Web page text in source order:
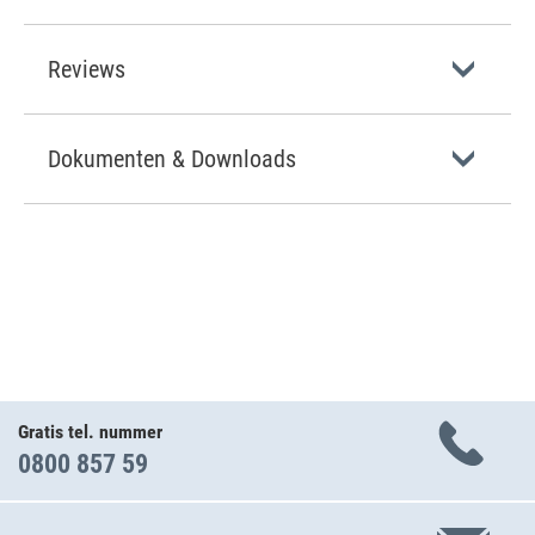
Reviews
Dokumenten & Downloads
Gratis tel. nummer
0800 857 59